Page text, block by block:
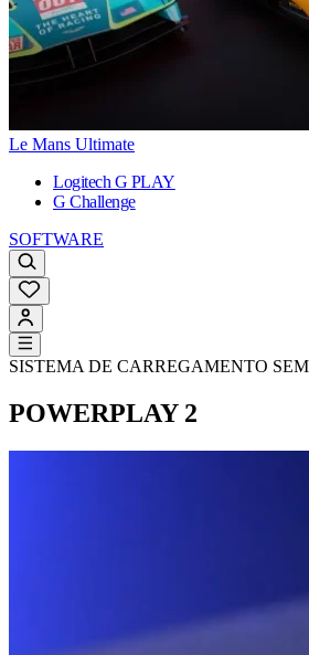
Le Mans Ultimate
Logitech G PLAY
G Challenge
SOFTWARE
SISTEMA DE CARREGAMENTO
POWERPLAY 2